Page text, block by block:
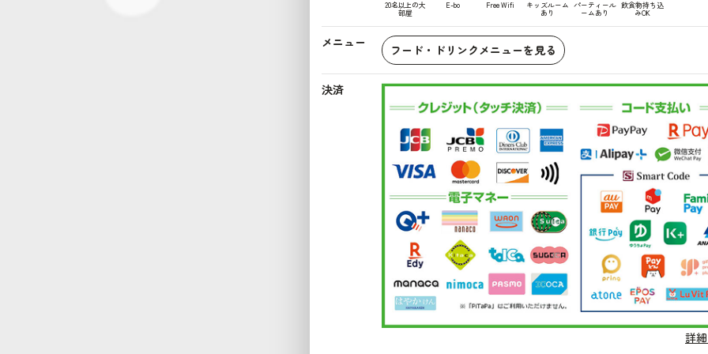
20名以上の大
部屋
E-bo Free Wifi キッズルーム
あり
パーティール
ームあり
飲食物持ち込
みOK
メニュー フード・ドリンクメニューを見る
決済
詳